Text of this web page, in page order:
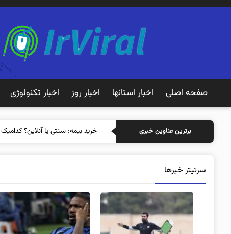
صفحه اصلی اخبار استانها اخبار روز اخبار تکنولوژی
برترین عناوین خبری خرید بیمه: سنتی
سرتیتر خبرها